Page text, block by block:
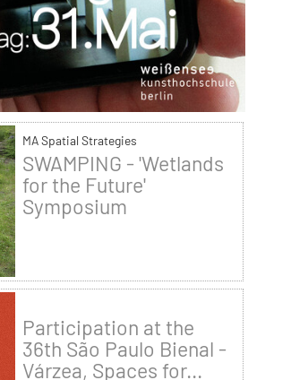
MA Spatial Strategies
SWAMPING - 'Wetlands
for the Future'
Symposium
Participation at the
36th São Paulo Bienal -
Várzea, Spaces for...